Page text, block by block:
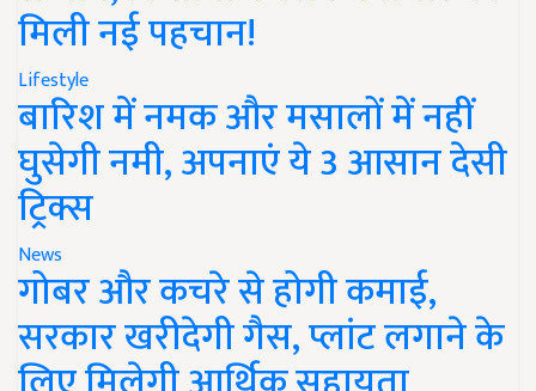
मिली नई पहचान!
Lifestyle
बारिश में नमक और मसालों में नहीं
घुसेगी नमी, अपनाएं ये 3 आसान देसी
ट्रिक्स
News
गोबर और कचरे से होगी कमाई,
सरकार खरीदेगी गैस, प्लांट लगाने के